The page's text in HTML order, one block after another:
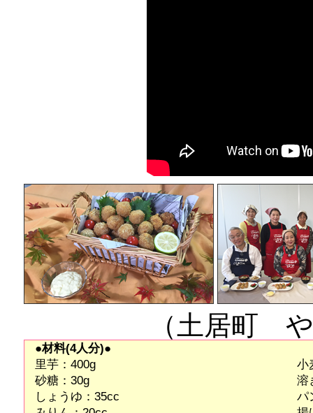
（土居町
●材料(4人分)●
里芋：400g
砂糖：30g
しょうゆ：35cc
小
溶
パ